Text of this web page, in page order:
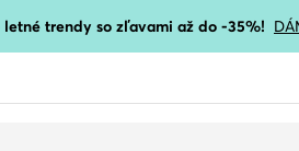
letné trendy so zľavami až do -35%!